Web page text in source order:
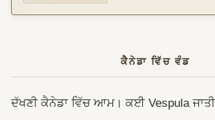
ਕੈਨੇਡਾ ਵਿੱਚ ਵੰਡ
ਦੱਖਣੀ ਕੈਨੇਡਾ ਵਿੱਚ ਆਮ। ਕਈ Vespula